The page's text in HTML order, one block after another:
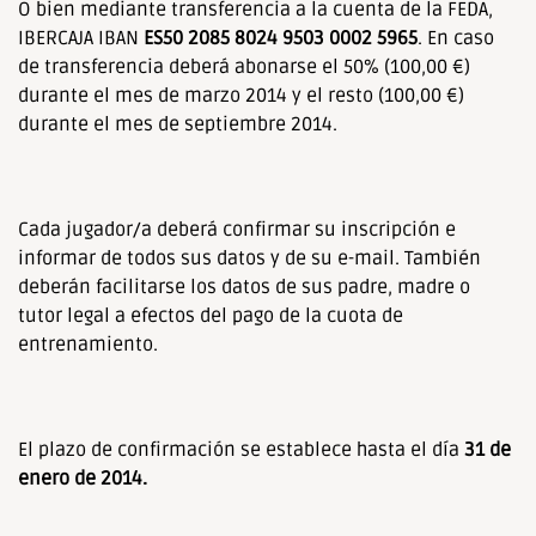
O bien mediante transferencia a la cuenta de la FEDA,
IBERCAJA IBAN ES50 2085 8024 9503 0002 5965. En caso
de transferencia deberá abonarse el 50% (100,00 €)
durante el mes de marzo 2014 y el resto (100,00 €)
durante el mes de septiembre 2014.
Cada jugador/a deberá confirmar su inscripción e
informar de todos sus datos y de su e-mail. También
deberán facilitarse los datos de sus padre, madre o
tutor legal a efectos del pago de la cuota de
entrenamiento.
El plazo de confirmación se establece hasta el día 31 de
enero de 2014.